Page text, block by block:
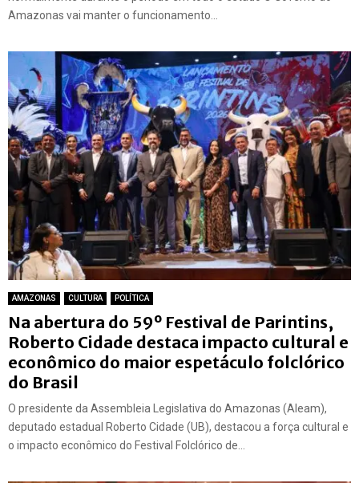
Amazonas vai manter o funcionamento...
AMAZONAS CULTURA POLÍTICA
Na abertura do 59º Festival de Parintins,
Roberto Cidade destaca impacto cultural e
econômico do maior espetáculo folclórico
do Brasil
O presidente da Assembleia Legislativa do Amazonas (Aleam),
deputado estadual Roberto Cidade (UB), destacou a força cultural e
o impacto econômico do Festival Folclórico de...